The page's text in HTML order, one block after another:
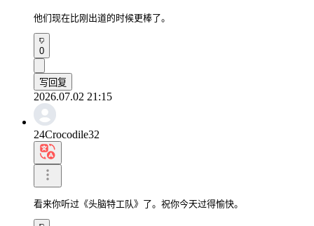
他们现在比刚出道的时候更棒了。
0
写回复
2026.07.02 21:15
24Crocodile32
看来你听过《头脑特工队》了。祝你今天过得愉快。